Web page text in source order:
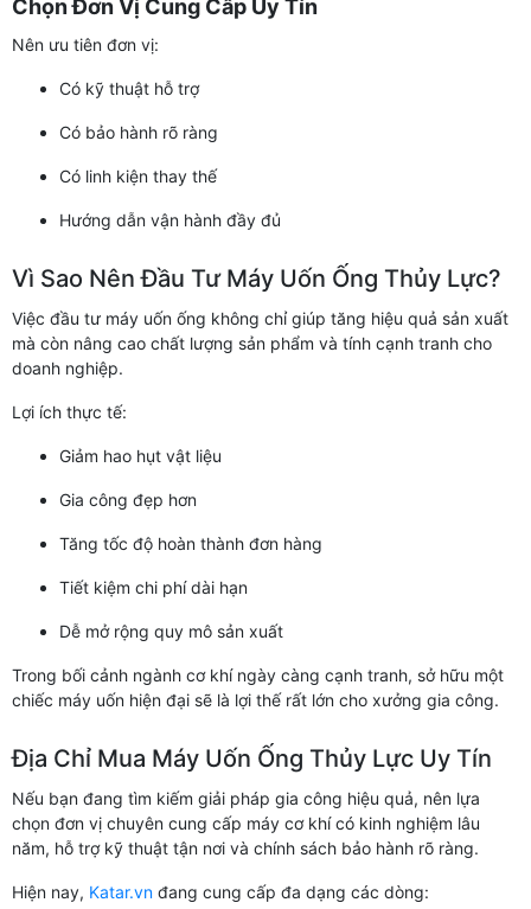
Chọn Đơn Vị Cung Cấp Uy Tín
Nên ưu tiên đơn vị:
Có kỹ thuật hỗ trợ
Có bảo hành rõ ràng
Có linh kiện thay thế
Hướng dẫn vận hành đầy đủ
Vì Sao Nên Đầu Tư Máy Uốn Ống Thủy Lực?
Việc đầu tư máy uốn ống không chỉ giúp tăng hiệu quả sản xuất
mà còn nâng cao chất lượng sản phẩm và tính cạnh tranh cho
doanh nghiệp.
Lợi ích thực tế:
Giảm hao hụt vật liệu
Gia công đẹp hơn
Tăng tốc độ hoàn thành đơn hàng
Tiết kiệm chi phí dài hạn
Dễ mở rộng quy mô sản xuất
Trong bối cảnh ngành cơ khí ngày càng cạnh tranh, sở hữu một
chiếc máy uốn hiện đại sẽ là lợi thế rất lớn cho xưởng gia công.
Địa Chỉ Mua Máy Uốn Ống Thủy Lực Uy Tín
Nếu bạn đang tìm kiếm giải pháp gia công hiệu quả, nên lựa
chọn đơn vị chuyên cung cấp máy cơ khí có kinh nghiệm lâu
năm, hỗ trợ kỹ thuật tận nơi và chính sách bảo hành rõ ràng.
Hiện nay, Katar.vn đang cung cấp đa dạng các dòng: